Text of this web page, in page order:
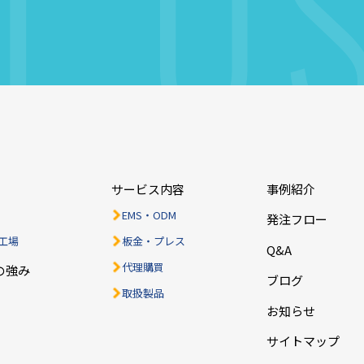
場
強み
サービス内容
EMS・ODM
板金・プレス
代理購買
取扱製品
事例紹介
発注フロー
Q&A
ブログ
お知らせ
サイトマップ